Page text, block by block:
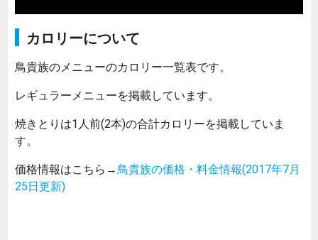
カロリーについて
鳥貴族のメニューのカロリー一覧表です。
レギュラーメニューを掲載しています。
焼きとりは1人前(2本)の合計カロリーを掲載していま
す。
価格情報はこちら→ 鳥貴族の価格・料金情報(2017年7月
25日更新)